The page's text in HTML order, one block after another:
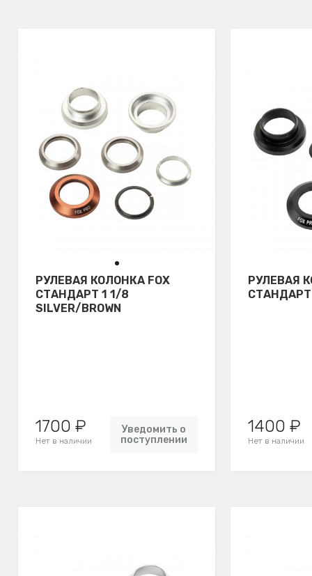
РУЛЕВАЯ КОЛОНКА FOX
СТАНДАРТ 1 1/8
SILVER/BROWN
1700 ₽
Нет в наличии
Уведомить о
поступлении
РУЛЕВАЯ
СТАНДАРТ
1400 ₽
Нет в наличии